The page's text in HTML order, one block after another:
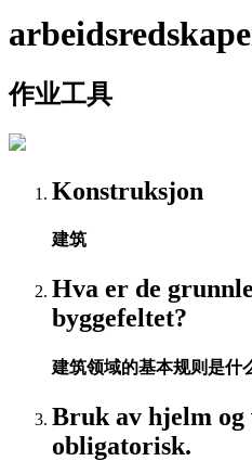
作业工具
Konstruksjon
建筑
Hva er de
byggefeltet?
建筑领域的基本规则是什
Bruk av hjelm og
obligatorisk.